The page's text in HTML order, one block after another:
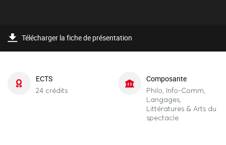
Télécharger la fiche de présentation
ECTS
24 crédits
Composante
Philo, Info-Comm,
Langages,
Littératures & Arts du
spectacle